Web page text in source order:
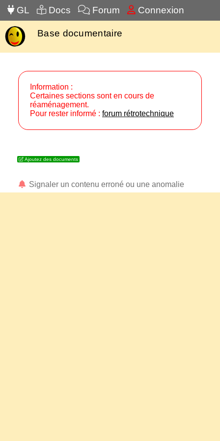
GL Docs Forum Connexion
Base documentaire
Information :
Certaines sections sont en cours de
réaménagement.
Pour rester informé : forum rétrotechnique
Ajoutez des documents
Signaler un contenu erroné ou une anomalie